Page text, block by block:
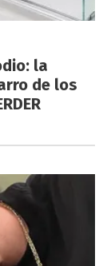
la
de los